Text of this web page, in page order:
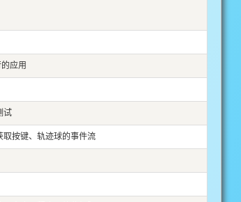
应用
试
取按键、轨迹球的事件流